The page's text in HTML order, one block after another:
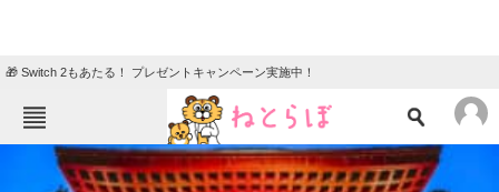
🎁 Switch 2もあたる！ プレゼントキャンペーン実施中！
ねとらぼメニュー
ニュース